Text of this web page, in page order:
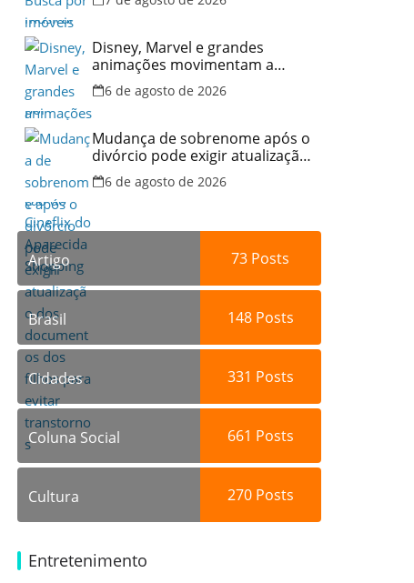
no Brasil
Disney, Marvel e grandes
animações movimentam a
programação do Cineflix do
Aparecida Shopping
6 de agosto de 2026
Mudança de sobrenome após o
divórcio pode exigir atualização
dos documentos dos filhos
para evitar transtornos
6 de agosto de 2026
Artigo 73 Posts
Brasil 148Posts
Cidades 331 Posts
Coluna Social 661 Posts
Cultura 270Posts
Entretenimento